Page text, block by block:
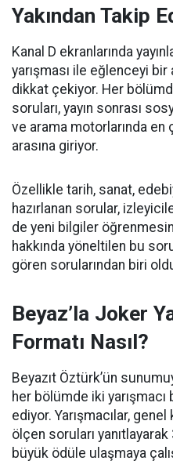
Yakından Takip
Kanal D ekranlarında
yarışması ile eğlenceyi
dikkat çekiyor. Her
soruları, yayın sonrası
ve arama motorlarında en
arasına giriyor.
Özellikle tarih, sanat,
hazırlanan sorular,
de yeni bilgiler
hakkında yöneltilen bu
gören sorularından biri
Beyaz’la Joker
Formatı Nasıl?
Beyazıt Öztürk’ün
her bölümde iki
ediyor. Yarışmacılar,
ölçen soruları yanıtlayarak
büyük ödüle ulaşmaya